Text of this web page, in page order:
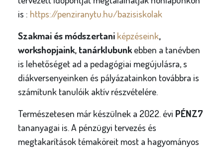
is : https://penziranytu.hu/bazisiskolak
Szakmai és módszertani képzéseink,
workshopjaink, tanárklubunkebben a tanévben
is lehetőséget ad a pedagógiai megújulásra, s
diákversenyeinken és pályázatainkon továbbra is
számítunk tanulóik aktív részvételére.
Természetesen már készülnek a 2022. évi PÉNZ7
tananyagai is. A pénzügyi tervezés és
megtakarítások témaköreit most a hagyományos